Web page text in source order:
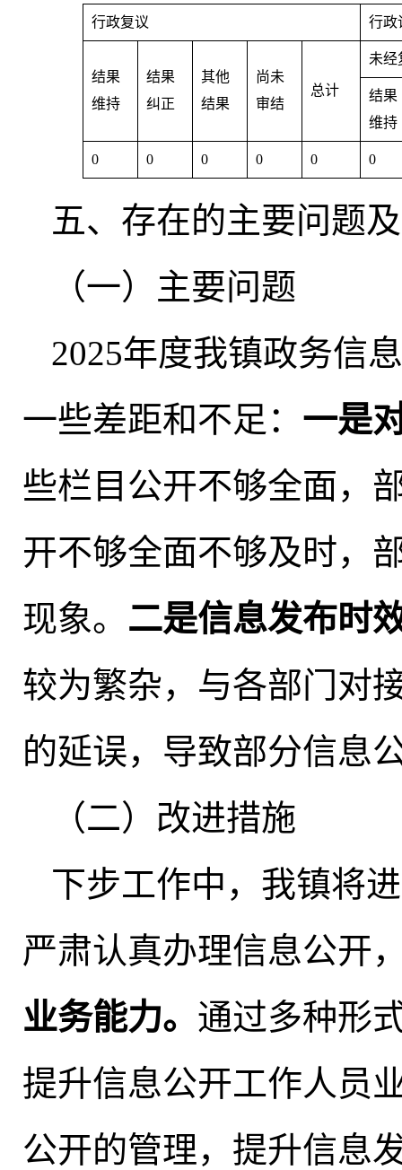
行政复议 行政
结果
维持
结果
纠正
其他
结果
尚未
审结
总计
未经
结果
维持
0 0 0 0 0 0
五、存在的主要问题
（一）主要问题
2025年度我镇政务信
一些差距和不足： 一是
些栏目公开不够全面，
开不够全面不够及时，
现象。 二是信息发布时
较为繁杂， 与各部门对
的延误， 导致部分信息
（二）改进措施
下步工作中 ， 我镇将
严肃认真办理信息公开
业务能力。 通过多种形
提升信息公开工作人员
公开的管理， 提升信息